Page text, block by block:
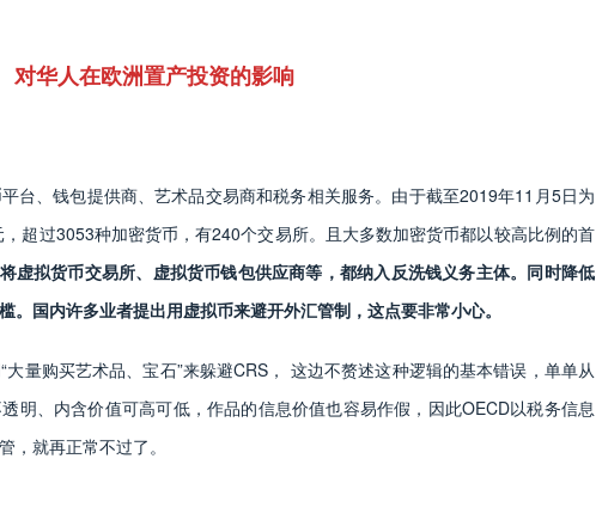
对华人在欧洲置产投资的影响
台、钱包提供商、艺术品交易商和税务相关服务。由于截至2019年11月5日为
超过3053种加密货币，有240个交易所。且大多数加密货币都以较高比例的首
虚拟货币交易所、虚拟货币钱包供应商等，都纳入反洗钱义务主体。同时降低
。国内许多业者提出用虚拟币来避开外汇管制，这点要非常小心。
量购买艺术品、宝石”来躲避CRS， 这边不赘述这种逻辑的基本错误，单单从
明、内含价值可高可低，作品的信息价值也容易作假，因此OECD以税务信息
，就再正常不过了。